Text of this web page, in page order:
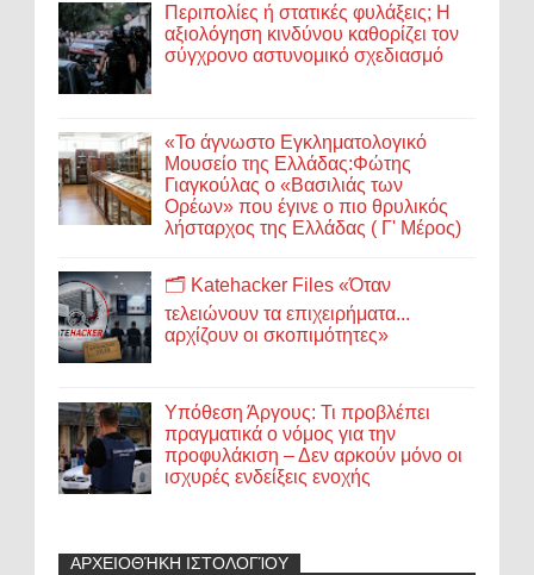
Περιπολίες ή στατικές φυλάξεις; Η
αξιολόγηση κινδύνου καθορίζει τον
σύγχρονο αστυνομικό σχεδιασμό
«Το άγνωστο Εγκληματολογικό
Μουσείο της Ελλάδας:Φώτης
Γιαγκούλας ο «Βασιλιάς των
Ορέων» που έγινε ο πιο θρυλικός
λήσταρχος της Ελλάδας ( Γ' Μέρος)
🗂️ Katehacker Files «Όταν
τελειώνουν τα επιχειρήματα...
αρχίζουν οι σκοπιμότητες»
Υπόθεση Άργους: Τι προβλέπει
πραγματικά ο νόμος για την
προφυλάκιση – Δεν αρκούν μόνο οι
ισχυρές ενδείξεις ενοχής
ΑΡΧΕΙΟΘΉΚΗ ΙΣΤΟΛΟΓΊΟΥ